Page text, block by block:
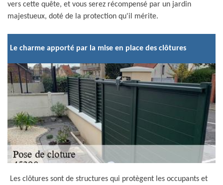
vers cette quête, et vous serez récompensé par un jardin
majestueux, doté de la protection qu'il mérite.
Le charme apporté par la mise en place des clôtures
Les clôtures sont de structures qui protègent les occupants et